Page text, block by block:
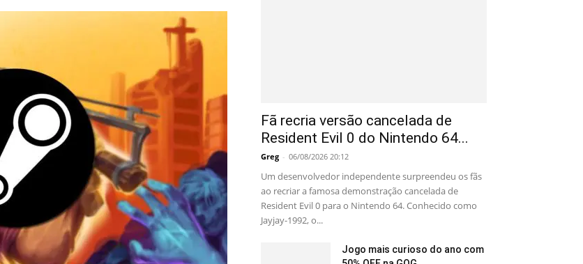
Fã recria versão cancelada de
Resident Evil 0 do Nintendo 64...
Greg - 06/08/2026 20:12
Um desenvolvedor independente surpreendeu os fãs
ao recriar a famosa demonstração cancelada de
Resident Evil 0 para o Nintendo 64. Conhecido como
Jayjay-1992, o...
Jogo mais curioso do ano com